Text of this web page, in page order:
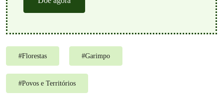
#Florestas #Garimpo
#Povos e Territórios